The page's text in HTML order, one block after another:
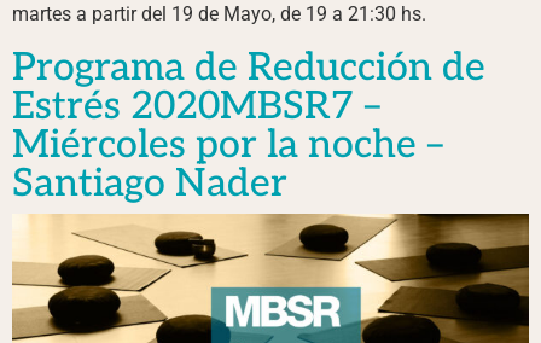
martes a partir del 19 de Mayo, de 19 a 21:30 hs.
Programa de Reducción de
Estrés 2020MBSR7 –
Miércoles por la noche –
Santiago Nader